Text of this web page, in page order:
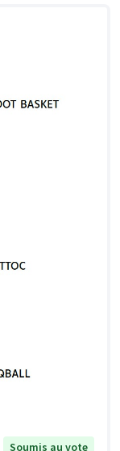
Soumis au vote